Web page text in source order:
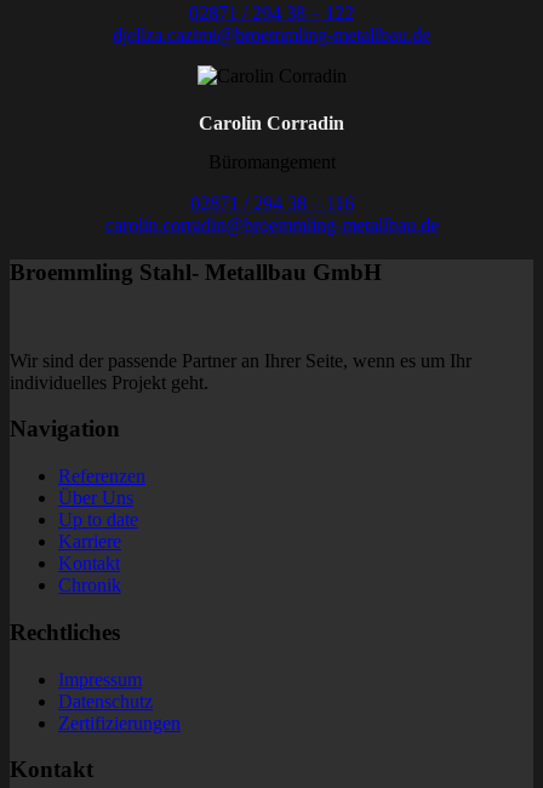
02871 / 294 38 – 122
djellza.cazimi@broemmling-metallbau.de
Carolin Corradin
Büromangement
02871 / 294 38 – 116
carolin.corradin@broemmling-metallbau.de
Broemmling Stahl- Metallbau GmbH
Wir sind der passende Partner an Ihrer Seite, wenn es um Ihr
individuelles Projekt geht.
Navigation
Referenzen
Über Uns
Up to date
Karriere
Kontakt
Chronik
Rechtliches
Impressum
Datenschutz
Zertifizierungen
Kontakt